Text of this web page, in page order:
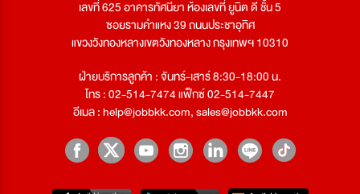
เลขที่ 625 อาคารทัศนียา ห้องเลขที่ ยูนิต ดี ชั้น 5
ซอยรามคำแหง 39 ถนนประชาอุทิศ
แขวงวังทองหลางเขตวังทองหลาง กรุงเทพฯ 10310
ฝ่ายบริการลูกค้า : จันทร์-เสาร์ 8:30-18:00 น.
โทร : 02-514-7474 แฟ็กซ์ 02-514-7447
อีเมล :help@jobbkk.com,sales@jobbkk.com